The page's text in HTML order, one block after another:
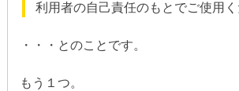
利用者の自己責任のもとでご使用
・・・とのことです。
もう１つ。